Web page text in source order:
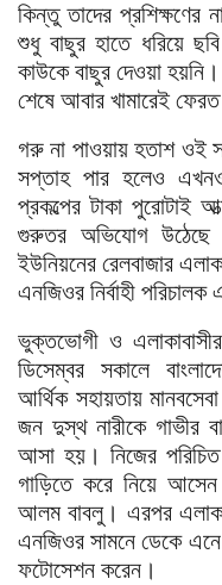
কিন্তু তাদের প্রশিক্ষণের
শুধু বাছুর হাতে ধরিয়ে
কাউকে বাছুর দেওয়া
শেষে আবার খামারেই
গরু না পাওয়ায় হতাশ ওই
সপ্তাহ পার হলেও
প্রকল্পের টাকা পুরোটাই
গুরুতর অভিযোগ উঠেছে
ইউনিয়নের রেলবাজার
এনজিওর নির্বাহী
ভুক্তভোগী ও
ডিসেম্বর সকালে
আর্থিক সহায়তায়
জন দুস্থ নারীকে গাভীর
আসা হয়। নিজের পরিচিত
গাড়িতে করে নিয়ে
আলম বাবলু। এরপর
এনজিওর সামনে ডেকে
ফটোসেশন করেন।